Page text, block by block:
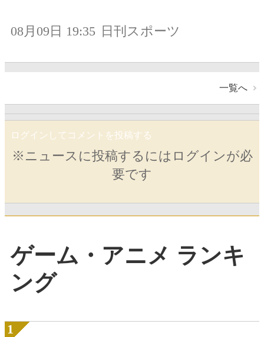
08月09日 19:35 日刊スポーツ
一覧へ
ログインしてコメントを投稿する
※ニュースに投稿するにはログインが必
要です
ゲーム・アニメ ランキ
ング